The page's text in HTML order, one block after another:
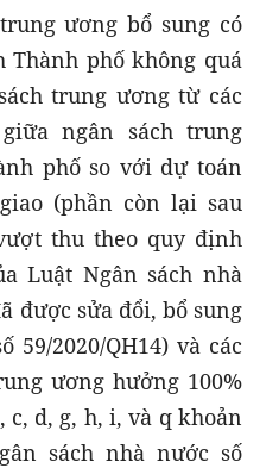
ương bổ sung có
Thành phố không quá
trung ương từ các
ngân sách trung
phố so với dự toán
(phần còn lại sau
thu theo quy định
Luật Ngân sách nhà
được sửa đổi, bổ sung
59/2020/QH14) và các
ương hưởng 100%
d, g, h, i, và q khoản
sách nhà nước số